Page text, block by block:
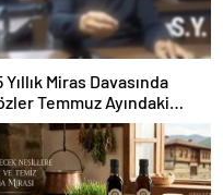
Yıllık Miras Davasında
Temmuz Ayındaki
Duruşmasına Çevrildi